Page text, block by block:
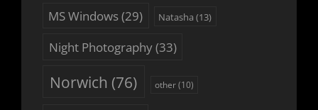
MS Windows(29) Natasha (13)
Night Photography(33)
Norwich (76) other(10)